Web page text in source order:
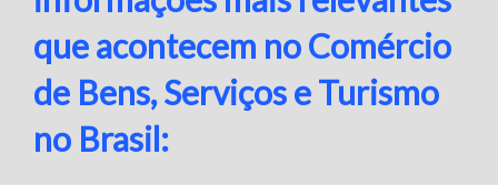
que acontecem no Comércio
de Bens, Serviços e Turismo
no Brasil: